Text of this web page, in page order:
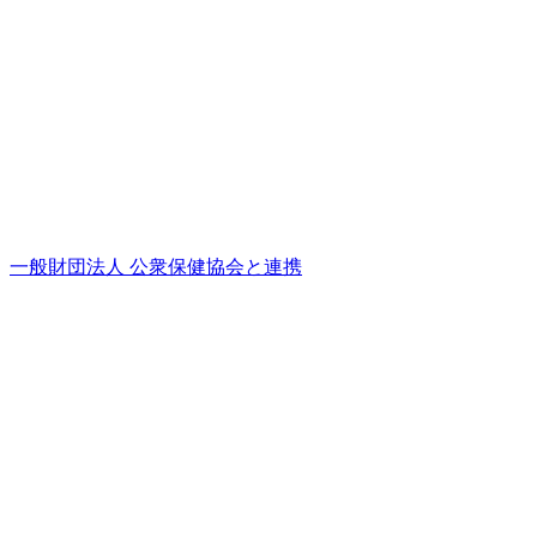
一般財団法人 公衆保健協会と連携